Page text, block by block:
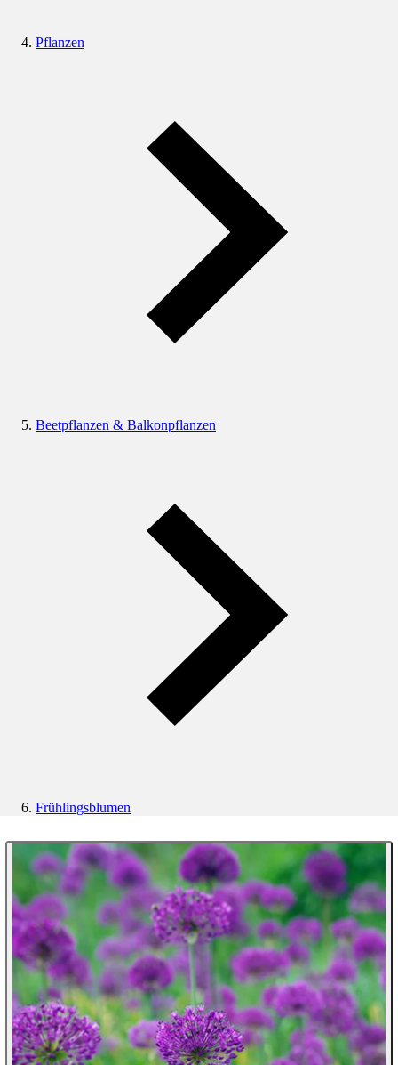
Pflanzen
Beetpflanzen & Balkonpflanzen
Frühlingsblumen